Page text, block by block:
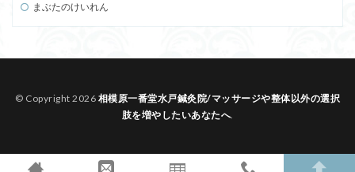
まぶたのけいれん
© Copyright 2026 相模原一番堂水戸鍼灸院/マッサージや整体以外の選択
肢を増やしたいあなたへ.